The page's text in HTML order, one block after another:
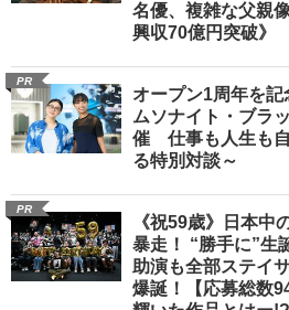
名優、複雑な父親
興収70億円突破》
PR
オープン1周年を
ムソナイト・ブラ
催 仕事も人生も
る特別対談～
PR
《祝59歳》日本中
暴走！ “勝手に”生
助演も全部ステイ
爆誕！【応募総数